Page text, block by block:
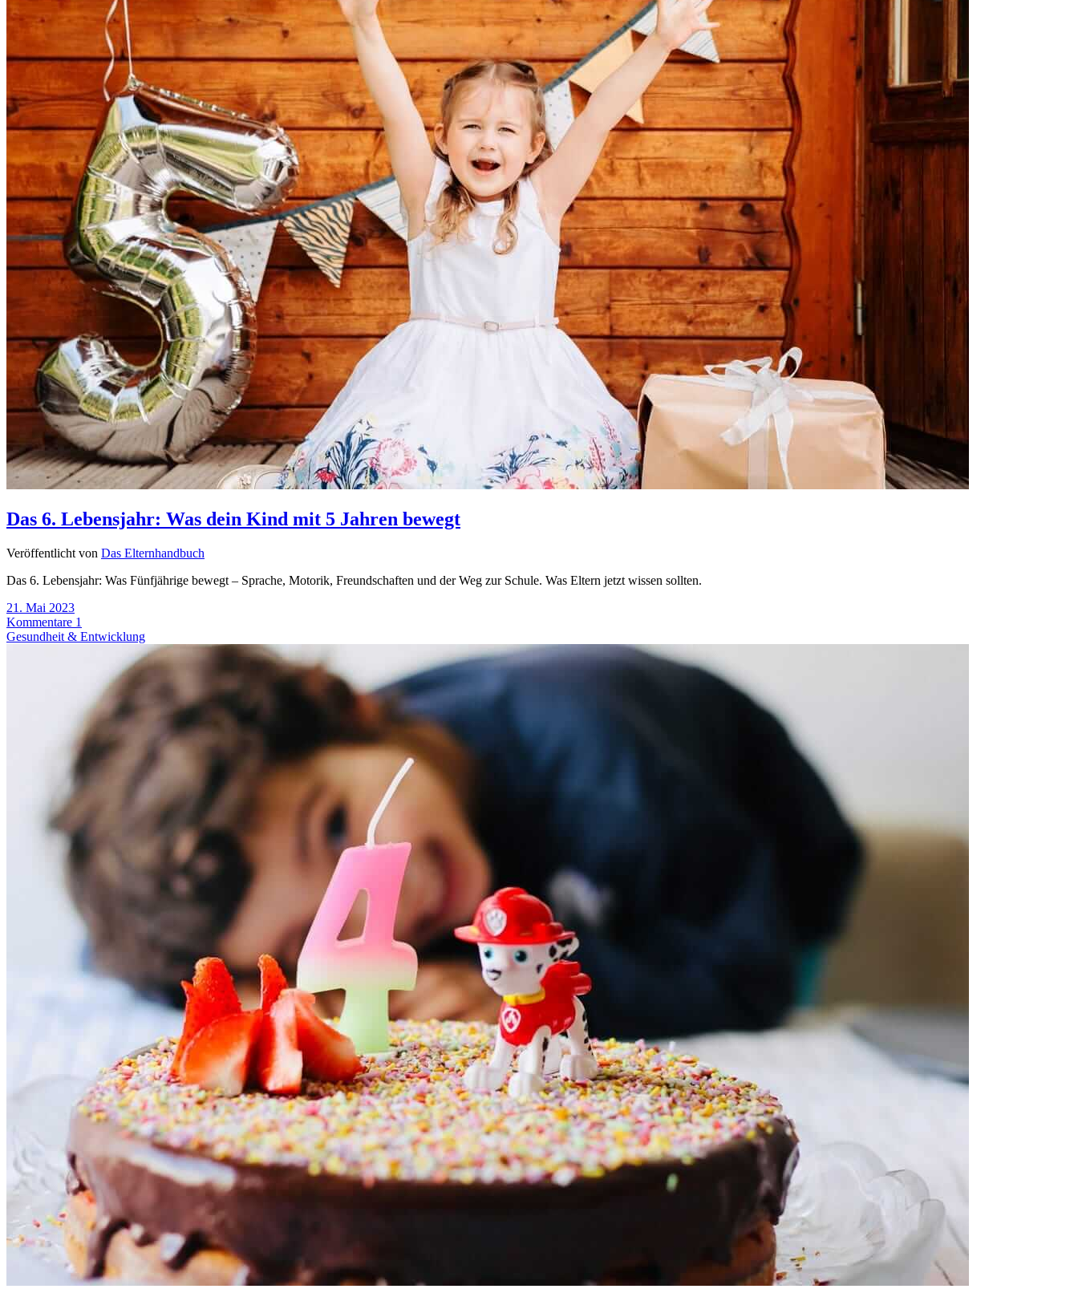
Das 6. Lebensjahr: Was dein Kind mit 5 Jahren bewegt
Veröffentlicht von Das Elternhandbuch
Das 6. Lebensjahr: Was Fünfjährige bewegt – Sprache, Motorik, Freundschaften und der Weg zur Schule. Was Eltern jetzt wissen sollten.
21. Mai 2023
Kommentare 1
Gesundheit & Entwicklung